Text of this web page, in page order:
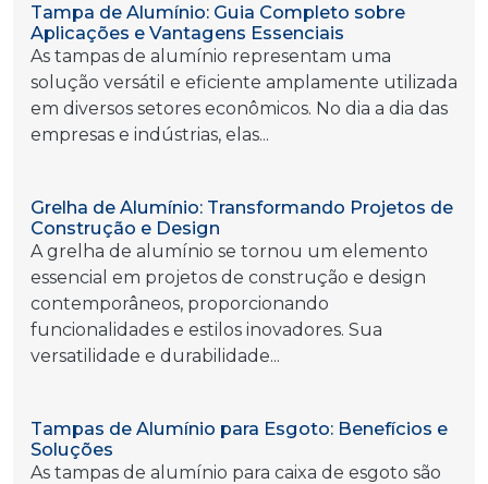
Tampa de Alumínio: Guia Completo sobre
Aplicações e Vantagens Essenciais
As tampas de alumínio representam uma
solução versátil e eficiente amplamente utilizada
em diversos setores econômicos. No dia a dia das
empresas e indústrias, elas...
Grelha de Alumínio: Transformando Projetos de
Construção e Design
A grelha de alumínio se tornou um elemento
essencial em projetos de construção e design
contemporâneos, proporcionando
funcionalidades e estilos inovadores. Sua
versatilidade e durabilidade...
Tampas de Alumínio para Esgoto: Benefícios e
Soluções
As tampas de alumínio para caixa de esgoto são